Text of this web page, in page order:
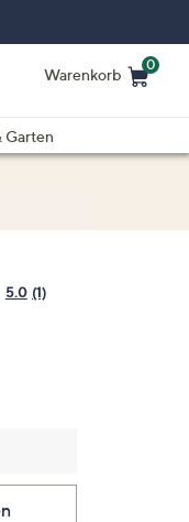
Warenkorb
0
Garten
5.0 Bewertung
(1)